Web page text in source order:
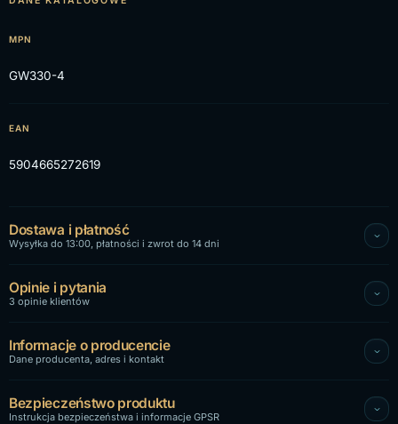
MPN
GW330-4
EAN
5904665272619
Dostawa i płatność
Wysyłka do 13:00, płatności i zwrot do 14 dni
Opinie i pytania
3 opinie klientów
Informacje o producencie
Dane producenta, adres i kontakt
Bezpieczeństwo produktu
Instrukcja bezpieczeństwa i informacje GPSR